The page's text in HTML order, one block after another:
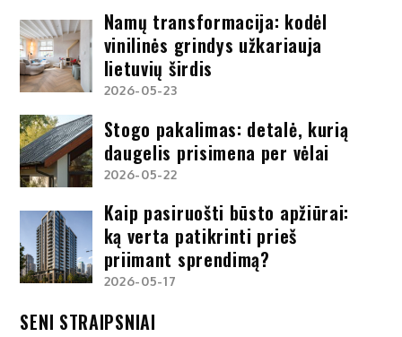
Namų transformacija: kodėl
vinilinės grindys užkariauja
lietuvių širdis
2026-05-23
Stogo pakalimas: detalė, kurią
daugelis prisimena per vėlai
2026-05-22
Kaip pasiruošti būsto apžiūrai:
ką verta patikrinti prieš
priimant sprendimą?
2026-05-17
SENI STRAIPSNIAI